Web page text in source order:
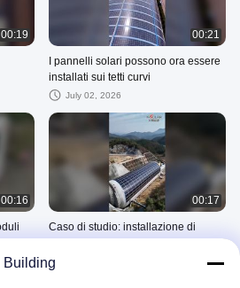
00:19 00:21
I pannelli solari possono ora essere
installati sui tetti curvi
July 02, 2026
00:16 00:17
Caso di studio: installazione di
Building